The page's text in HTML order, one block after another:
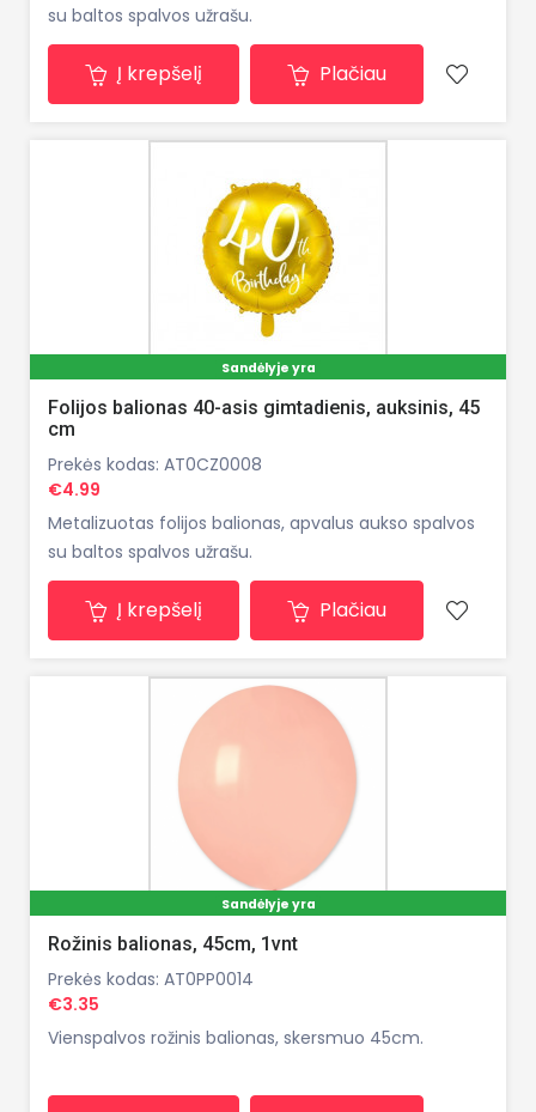
su baltos spalvos užrašu.
Į krepšelį Plačiau
Sandėlyje yra
Folijos balionas 40-asis gimtadienis, auksinis, 45
cm
Prekės kodas: AT0CZ0008
€4.99
Metalizuotas folijos balionas, apvalus aukso spalvos
su baltos spalvos užrašu.
Į krepšelį Plačiau
Sandėlyje yra
Rožinis balionas, 45cm, 1vnt
Prekės kodas: AT0PP0014
€3.35
Vienspalvos rožinis balionas, skersmuo 45cm.